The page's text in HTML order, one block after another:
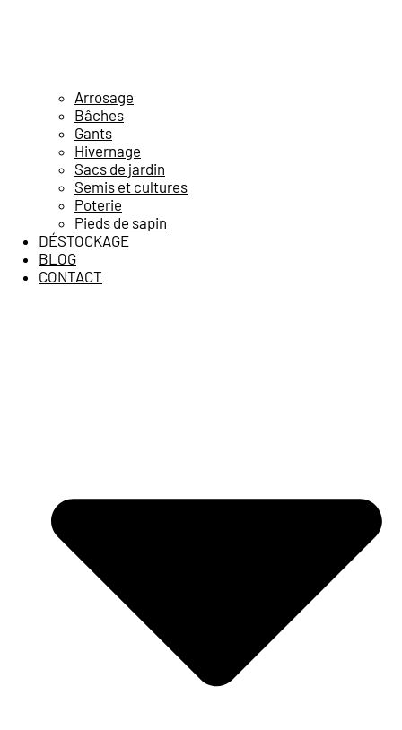
Arrosage
Bâches
Gants
Hivernage
Sacs de jardin
Semis et cultures
Poterie
Pieds de sapin
DÉSTOCKAGE
BLOG
CONTACT